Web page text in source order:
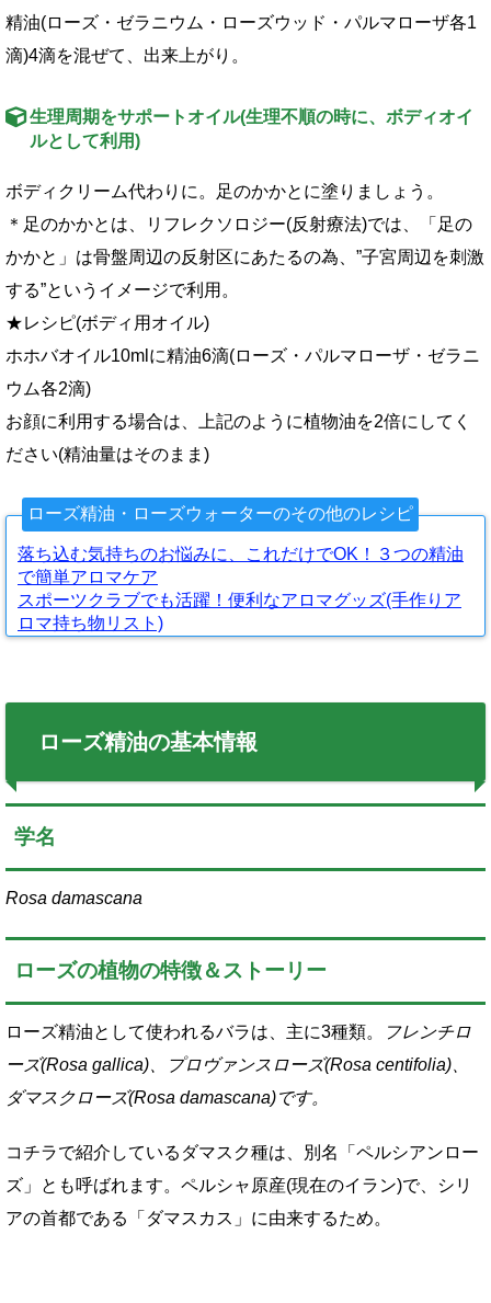
精油(ローズ・ゼラニウム・ローズウッド・パルマローザ各1
滴)4滴を混ぜて、出来上がり。
生理周期をサポートオイル(生理不順の時に、ボディオイ
ルとして利用)
ボディクリーム代わりに。足のかかとに塗りましょう。
＊足のかかとは、リフレクソロジー(反射療法)では、「足の
かかと」は骨盤周辺の反射区にあたるの為、”子宮周辺を刺激
する”というイメージで利用。
★レシピ(ボディ用オイル)
ホホバオイル10mlに精油6滴(ローズ・パルマローザ・ゼラニ
ウム各2滴)
お顔に利用する場合は、上記のように植物油を2倍にしてく
ださい(精油量はそのまま)
ローズ精油・ローズウォーターのその他のレシピ
落ち込む気持ちのお悩みに、これだけでOK！３つの精油
で簡単アロマケア
スポーツクラブでも活躍！便利なアロマグッズ(手作りア
ロマ持ち物リスト)
ローズ精油の基本情報
学名
Rosa damascana
ローズの植物の特徴＆ストーリー
ローズ精油として使われるバラは、主に3種類。
フレンチロ
ーズ(Rosa gallica)、プロヴァンスローズ(Rosa centifolia)、
ダマスクローズ(Rosa damascana)です。
コチラで紹介しているダマスク種は、別名「ペルシアンロー
ズ」とも呼ばれます。ペルシャ原産(現在のイラン)で、シリ
アの首都である「ダマスカス」に由来するため。